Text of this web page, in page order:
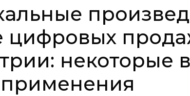
цифровых
некоторые